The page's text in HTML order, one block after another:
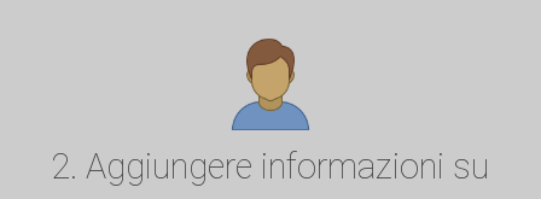
2. Aggiungere informazioni su